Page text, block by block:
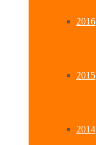
2016
2015
2014